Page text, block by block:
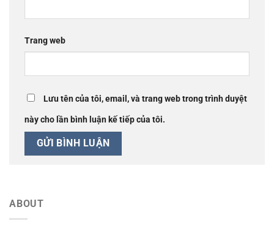
Trang web
Lưu tên của tôi, email, và trang web trong trình duyệt
này cho lần bình luận kế tiếp của tôi.
ABOUT